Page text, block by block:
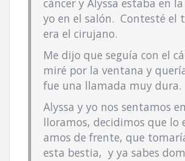
cáncer y Alyssa estaba en
yo en el salón. Contesté el
era el cirujano.
Me dijo que seguí­a con el
miré por la ventana y
fue una llamada muy dura.
Alyssa y yo nos sentamos
lloramos, decidimos que lo
amos de frente, que
esta bestia, y ya sabes